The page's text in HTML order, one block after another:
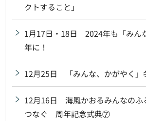
クトすること」
1月17日・18日 2024年も「みん
年に！
12月25日 「みんな、かがやく」
12月16日 海風かおるみんなのふ
つなぐ 周年記念式典⑦